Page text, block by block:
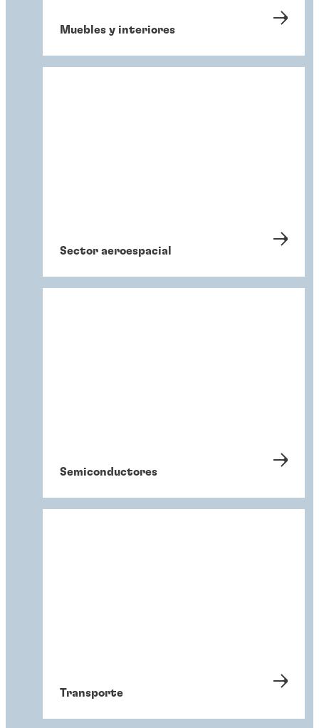
Muebles y interiores
Sector aeroespacial
Semiconductores
Transporte